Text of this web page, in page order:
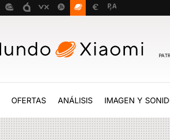
OFERTAS ANÁLISIS IMAGEN Y